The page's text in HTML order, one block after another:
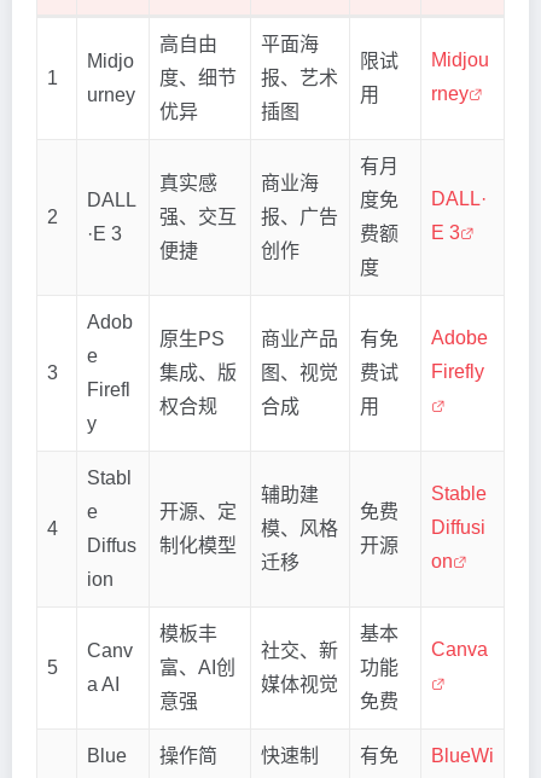
1
Midjo
urney
高自由
度、细节
优异
平面海
报、艺术
插图
限试
用
Midjou
rney
2
DALL
·E 3
真实感
强、交互
便捷
商业海
报、广告
创作
有月
度免
费额
度
DALL·
E 3
3
Adob
e
Firefl
y
原生PS
集成、版
权合规
商业产品
图、视觉
合成
有免
费试
用
Adobe
Firefly
4
Stabl
e
Diffus
ion
开源、定
制化模型
辅助建
模、风格
迁移
免费
开源
Stable
Diffusi
on
5
Canv
a AI
模板丰
富、AI创
意强
社交、新
媒体视觉
基本
功能
免费
Canva
Blue
操作简
快速制
有免
BlueWi